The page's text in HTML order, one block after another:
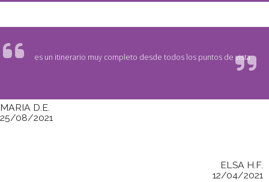
es un itinerario muy completo desde todos los puntos de vista
MARIA D.E.
25/08/2021
ELSA H.F.
12/04/2021